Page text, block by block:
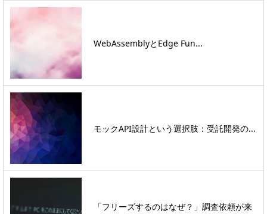
WebAssemblyとEdge Fun...
モックAPI設計という選択肢：受託開発の...
「フリーズするのはなぜ？」調査依頼が来